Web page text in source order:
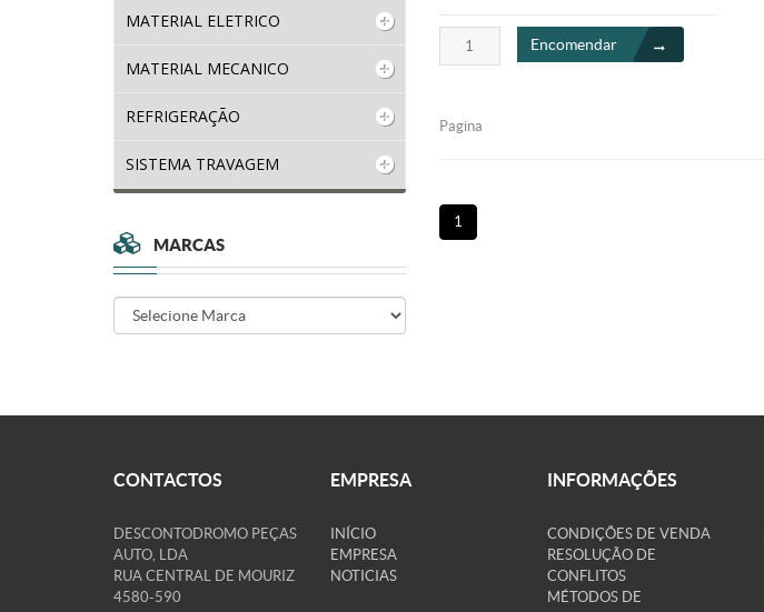
MATERIAL ELETRICO
MATERIAL MECANICO
REFRIGERAÇÃO
SISTEMA TRAVAGEM
MARCAS
Encomendar
Pagina
1
CONTACTOS
DESCONTODROMO PEÇAS
AUTO, LDA
RUA CENTRAL DE MOURIZ
4580-590
EMPRESA
INÍCIO
EMPRESA
NOTICIAS
INFORMAÇÕES
CONDIÇÕES DE VENDA
RESOLUÇÃO DE
CONFLITOS
MÉTODOS DE